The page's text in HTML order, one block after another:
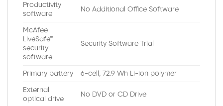
Productivity
software
No Additional Office Software
McAfee
LiveSafe™
security
software
Security Software Trial
Primary battery 6-cell, 72.9 Wh Li-ion polymer
External
optical drive
No DVD or CD Drive